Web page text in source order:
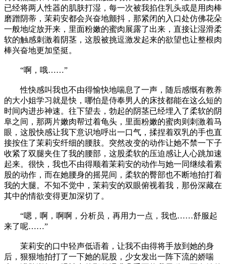
已经将两人性器的肌肤打湿，每一次被我掐住乳头或是用肉棒
磨蹭阴蒂，茉莉安都会兴奋地颤抖，那紧闭的入口处仿佛花朵
一般地绽放开来，里面粉嫩的蜜肉展露了出来，直接让湿滑柔
软的触感刺激着阴茎，这股被挑逗激发起来的欲望也让整根肉
棒兴奋地更加坚挺。
“啊，哦……”
性快感叫我也不由得愉快地喘息了一声，随后感慨有教养
的大小姐学习就是快，哪怕是侍奉男人的床技都能在这么短的
时间内进步神速。往下望去，勃起的阴茎已经埋入了柔软的阴
阜之间，那两片嫩肉帮过着龟头，里面粉嫩的蜜肉则刺激着马
眼，这股快感让我下意识地呼出一口气，揉捏着双乳的手也直
接按住了茉莉安纤细的腰肢。突然改变的动作让她不禁一下子
收紧了双腿夹住了我的腰部，这股柔软的压迫感让人心跳加速
起来。很快，我也不由得顺着茉莉安的动作与她一同继续着素
股的动作，而在她腰身的摇晃间，柔软的臀部也不断地拍打着
我的大腿。不知不觉中，茉莉安的双眼俯视着我，那份深藏在
其中的情欲变得更加深切了。
“嗯，啊，啊啊，分析员，再用力一点，我也……舒服起
来了呢……”
茉莉安的口中轻声低语着，让我不由得将手放到她的身
后，狠狠地拍打了一下她的屁股，少女发出一阵下流的娇喘